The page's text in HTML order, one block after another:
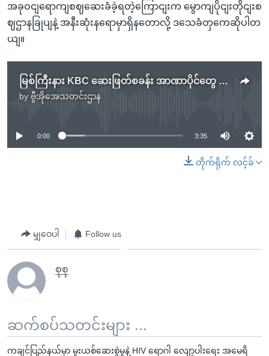
အခုဝငျရောကျစဈဆေးခံခဲ့ရတဲ့ကြောငျးက မွောကျပိုငျးတိုငျးစ
ဈဌာနခြုပျနဲ့ အနီးဆုံးနရောမှာရှိနတောလို့ ဒသေခံတှကေဆိုပါတ
ယျ။
မြစ်ကြီးနား KBC ဆေးဖြတ်စခန်း အာဏာပိုင်တွေ စစ်ဆေးခံရ
by ဗွီအိုအေသတင်းဌာန
No media source currently available
0:00 3:35
တိုက်ရိုက် လင့်ခ်
မျှဝေပါ Follow us
စုစု
ဆက်စပ်သတင်းများ ...
ကချင်ပြည်နယ်မှာ မူးယစ်ဆေးစွဲမှုနဲ့ HIV ရောဂါ လျော့ပါးရေး အမေရိ